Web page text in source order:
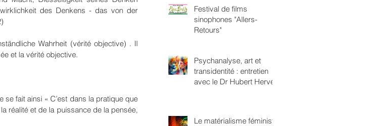
des Denkens - das von der
Wahrheit (vérité objective) . Il
et la vérité objective.
se fait ainsi « C’est dans la pratique que
réalité et de la puissance de la pensée,
Festival de films
sinophones "Allers-
Retours"
Psychanalyse, art et
transidentité : entretien
avec le Dr Hubert Hervé
Le matérialisme féministe